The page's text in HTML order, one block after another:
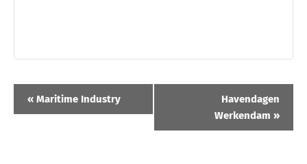
Evenement
Navigatie
« Maritime Industry
Havendagen
Werkendam »